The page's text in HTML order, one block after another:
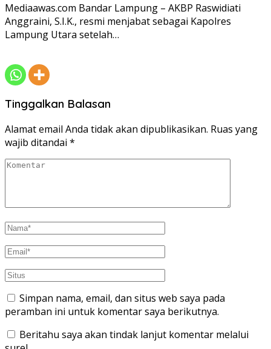
Mediaawas.com Bandar Lampung – AKBP Raswidiati
Anggraini, S.I.K., resmi menjabat sebagai Kapolres
Lampung Utara setelah…
Tinggalkan Balasan
Alamat email Anda tidak akan dipublikasikan. Ruas yang
wajib ditandai *
Simpan nama, email, dan situs web saya pada
peramban ini untuk komentar saya berikutnya.
Beritahu saya akan tindak lanjut komentar melalui